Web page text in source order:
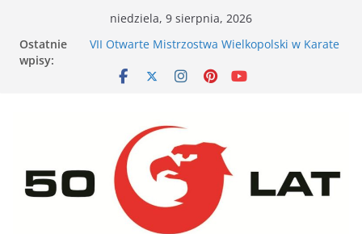
treści
niedziela, 9 sierpnia, 2026
Ostatnie
wpisy:
VII Otwarte Mistrzostwa Wielkopolski w Karate
XXVI Ogólnopolski Puchar Dzieci w Karate
buduje pewność siebie
Karate dla energicznego dziecka – dlaczego to
działa
XXXVII Mistrzostwa Polski w Karate
Tradycyjnym